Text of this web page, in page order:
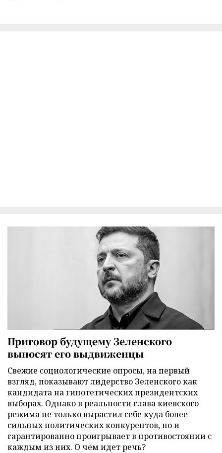
Приговор будущему Зеленского
выносят его выдвиженцы
Свежие социологические опросы, на первый
взгляд, показывают лидерство Зеленского как
кандидата на гипотетических президентских
выборах. Однако в реальности глава киевского
режима не только вырастил себе куда более
сильных политических конкурентов, но и
гарантированно проигрывает в противостоянии с
каждым из них. О чем идет речь?